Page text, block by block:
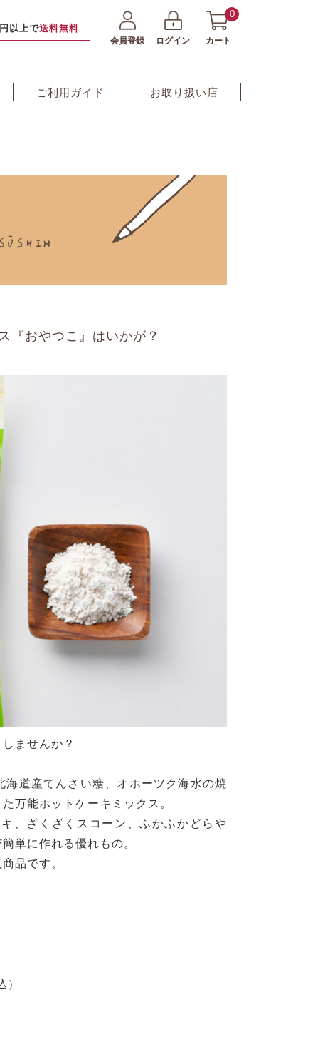
以上で送料無料
会員登録 ログイン カート
0
ご利用ガイド お取り扱い店
『おやつこ』はいかが？
ませんか？
道産てんさい糖、オホーツク海水の焼
万能ホットケーキミックス。
、ざくざくスコーン、ふかふかどらや
単に作れる優れもの。
品です。